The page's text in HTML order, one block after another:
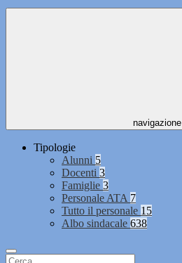
navigazione
Tipologie
Alunni 5
Docenti 3
Famiglie 3
Personale ATA 7
Tutto il personale 15
Albo sindacale 638